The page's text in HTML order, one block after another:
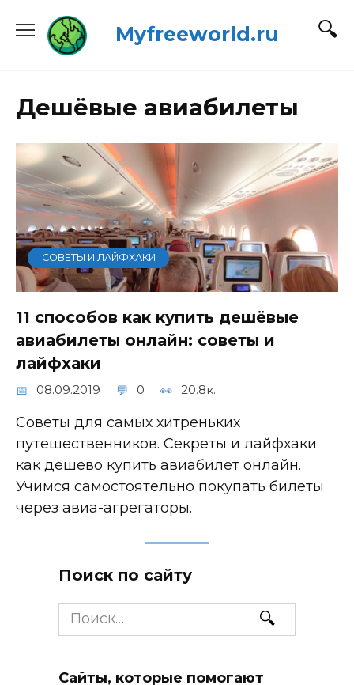
содержанию
Myfreeworld.ru
Дешёвые авиабилеты
СОВЕТЫ И ЛАЙФХАКИ
11 способов как купить дешёвые
авиабилеты онлайн: советы и
лайфхаки
08.09.2019 0 20.8к.
Советы для самых хитреньких
путешественников. Секреты и лайфхаки
как дёшево купить авиабилет онлайн.
Учимся самостоятельно покупать билеты
через авиа-агрегаторы.
Поиск по сайту
Search
for:
Сайты, которые помогают